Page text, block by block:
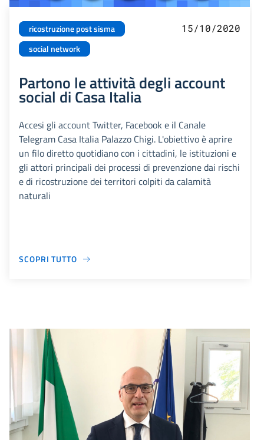
ricostruzione post sisma
social network
15/10/2020
Partono le attività degli account
social di Casa Italia
Accesi gli account Twitter, Facebook e il Canale
Telegram Casa Italia Palazzo Chigi. L'obiettivo è aprire
un filo diretto quotidiano con i cittadini, le istituzioni e
gli attori principali dei processi di prevenzione dai rischi
e di ricostruzione dei territori colpiti da calamità
naturali
SCOPRI TUTTO